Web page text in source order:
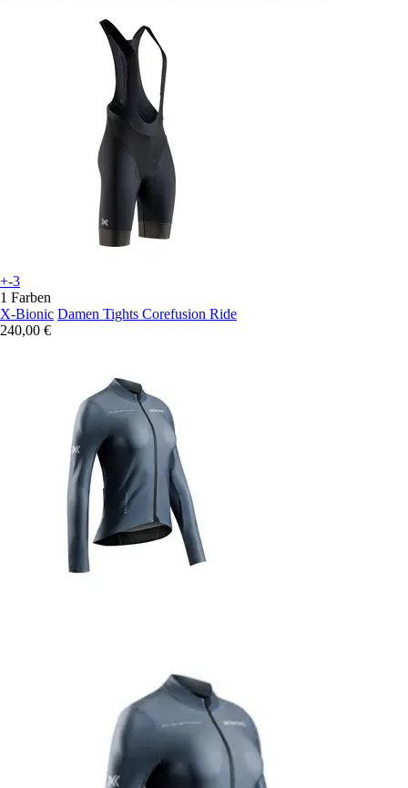
+-3
1 Farben
X-Bionic Damen Tights Corefusion Ride
240,00 €